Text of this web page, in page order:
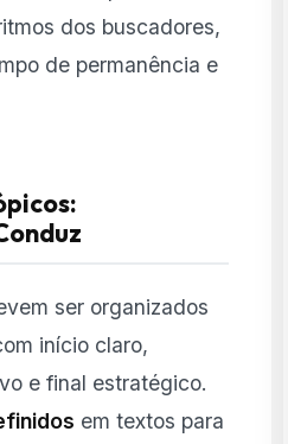
dos buscadores,
de permanência e
ser organizados
início claro,
e final estratégico.
em textos para